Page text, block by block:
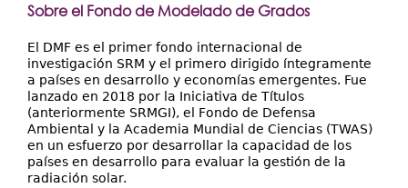
Sobre el Fondo de Modelado de Grados
El DMF es el primer fondo internacional de
investigación SRM y el primero dirigido íntegramente
a países en desarrollo y economías emergentes. Fue
lanzado en 2018 por la Iniciativa de Títulos
(anteriormente SRMGI), el Fondo de Defensa
Ambiental y la Academia Mundial de Ciencias (TWAS)
en un esfuerzo por desarrollar la capacidad de los
países en desarrollo para evaluar la gestión de la
radiación solar.